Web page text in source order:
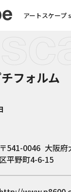
アートスケープ
フォルム
541-0046 大阪府
区平野町4-6-15